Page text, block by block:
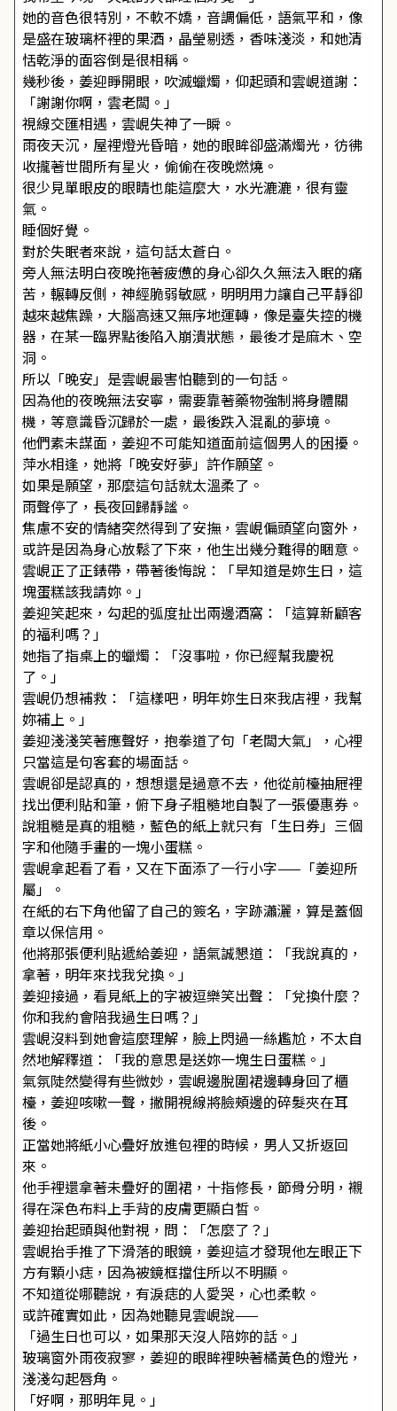
她的音色很特別，不軟不嬌，音調偏低，語氣平和，像
是盛在玻璃杯裡的果酒，晶瑩剔透，香味淺淡，和她清
恬乾淨的面容倒是很相稱。
幾秒後，姜迎睜開眼，吹滅蠟燭，仰起頭和雲峴道謝：
「謝謝你啊，雲老闆。」
視線交匯相遇，雲峴失神了一瞬。
雨夜天沉，屋裡燈光昏暗，她的眼眸卻盛滿燭光，彷彿
收攏著世間所有星火，偷偷在夜晚燃燒。
很少見單眼皮的眼睛也能這麼大，水光漉漉，很有靈
氣。
睡個好覺。
對於失眠者來說，這句話太蒼白。
旁人無法明白夜晚拖著疲憊的身心卻久久無法入眠的痛
苦，輾轉反側，神經脆弱敏感，明明用力讓自己平靜卻
越來越焦躁，大腦高速又無序地運轉，像是臺失控的機
器，在某一臨界點後陷入崩潰狀態，最後才是麻木、空
洞。
所以「晚安」是雲峴最害怕聽到的一句話。
因為他的夜晚無法安寧，需要靠著藥物強制將身體關
機，等意識昏沉歸於一處，最後跌入混亂的夢境。
他們素未謀面，姜迎不可能知道面前這個男人的困擾。
萍水相逢，她將「晚安好夢」許作願望。
如果是願望，那麼這句話就太溫柔了。
雨聲停了，長夜回歸靜謐。
焦慮不安的情緒突然得到了安撫，雲峴偏頭望向窗外，
或許是因為身心放鬆了下來，他生出幾分難得的睏意。
雲峴正了正錶帶，帶著後悔說：「早知道是妳生日，這
塊蛋糕該我請妳。」
姜迎笑起來，勾起的弧度扯出兩邊酒窩：「這算新顧客
的福利嗎？」
她指了指桌上的蠟燭：「沒事啦，你已經幫我慶祝
了。」
雲峴仍想補救：「這樣吧，明年妳生日來我店裡，我幫
妳補上。」
姜迎淺淺笑著應聲好，抱拳道了句「老闆大氣」，心裡
只當這是句客套的場面話。
雲峴卻是認真的，想想還是過意不去，他從前檯抽屜裡
找出便利貼和筆，俯下身子粗糙地自製了一張優惠券。
說粗糙是真的粗糙，藍色的紙上就只有「生日券」三個
字和他隨手畫的一塊小蛋糕。
雲峴拿起看了看，又在下面添了一行小字——「姜迎所
屬」。
在紙的右下角他留了自己的簽名，字跡瀟灑，算是蓋個
章以保信用。
他將那張便利貼遞給姜迎，語氣誠懇道：「我說真的，
拿著，明年來找我兌換。」
姜迎接過，看見紙上的字被逗樂笑出聲：「兌換什麼？
你和我約會陪我過生日嗎？」
雲峴沒料到她會這麼理解，臉上閃過一絲尷尬，不太自
然地解釋道：「我的意思是送妳一塊生日蛋糕。」
氣氛陡然變得有些微妙，雲峴邊脫圍裙邊轉身回了櫃
檯，姜迎咳嗽一聲，撇開視線將臉頰邊的碎髮夾在耳
後。
正當她將紙小心疊好放進包裡的時候，男人又折返回
來。
他手裡還拿著未疊好的圍裙，十指修長，節骨分明，襯
得在深色布料上手背的皮膚更顯白皙。
姜迎抬起頭與他對視，問：「怎麼了？」
雲峴抬手推了下滑落的眼鏡，姜迎這才發現他左眼正下
方有顆小痣，因為被鏡框擋住所以不明顯。
不知道從哪聽說，有淚痣的人愛哭，心也柔軟。
或許確實如此，因為她聽見雲峴說——
「過生日也可以，如果那天沒人陪妳的話。」
玻璃窗外雨夜寂寥，姜迎的眼眸裡映著橘黃色的燈光，
淺淺勾起唇角。
「好啊，那明年見。」